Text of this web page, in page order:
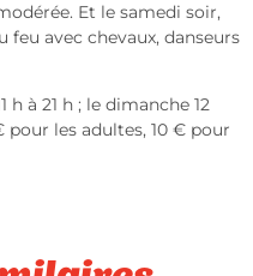
Et le samedi soir,
feu avec chevaux, danseurs
h à 21 h ; le dimanche 12
pour les adultes, 10 € pour